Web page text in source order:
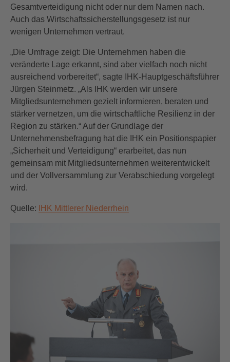
Gesamtverteidigung nicht oder nur dem Namen nach.
Auch das Wirtschaftssicherstellungsgesetz ist nur
wenigen Unternehmen vertraut.
„Die Umfrage zeigt: Die Unternehmen haben die
veränderte Lage erkannt, sind aber vielfach noch nicht
ausreichend vorbereitet“, sagte IHK-Hauptgeschäftsführer
Jürgen Steinmetz. „Als IHK werden wir unsere
Mitgliedsunternehmen gezielt informieren, beraten und
stärker vernetzen, um die wirtschaftliche Resilienz in der
Region zu stärken.“ Auf der Grundlage der
Unternehmensbefragung hat die IHK ein Positionspapier
„Sicherheit und Verteidigung“ erarbeitet, das nun
gemeinsam mit Mitgliedsunternehmen weiterentwickelt
und der Vollversammlung zur Verabschiedung vorgelegt
wird.
Quelle: IHK Mittlerer Niederrhein